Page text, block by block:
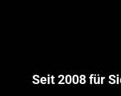
Seit 2008 für